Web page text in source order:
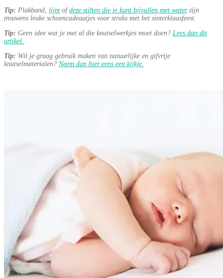
Tip: Plakband, lijm ofdeze stiften die je kunt bijvullen met waterzijn
trouwens leuke schoencadeautjes voor straks met het sinterklaasfeest.
Tip: Geen idee wat je met al die knutselwerkjes moet doen? Lees dan dit
artikel.
Tip: Wil je graag gebruik maken van natuurlijke en gifvrije
knutselmaterialen? Neem dan hier eens een kijkje.